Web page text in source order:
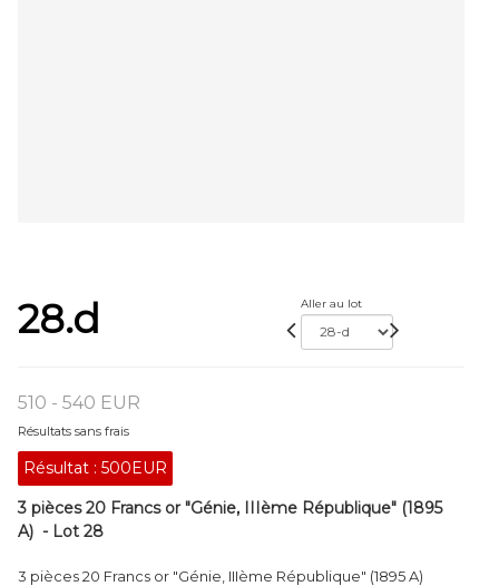
28.d Aller au lot
510 - 540 EUR
Résultats sans frais
Résultat : 500EUR
3 pièces 20 Francs or "Génie, IIIème République" (1895
A) - Lot 28
3 pièces 20 Francs or "Génie, IIIème République" (1895 A)